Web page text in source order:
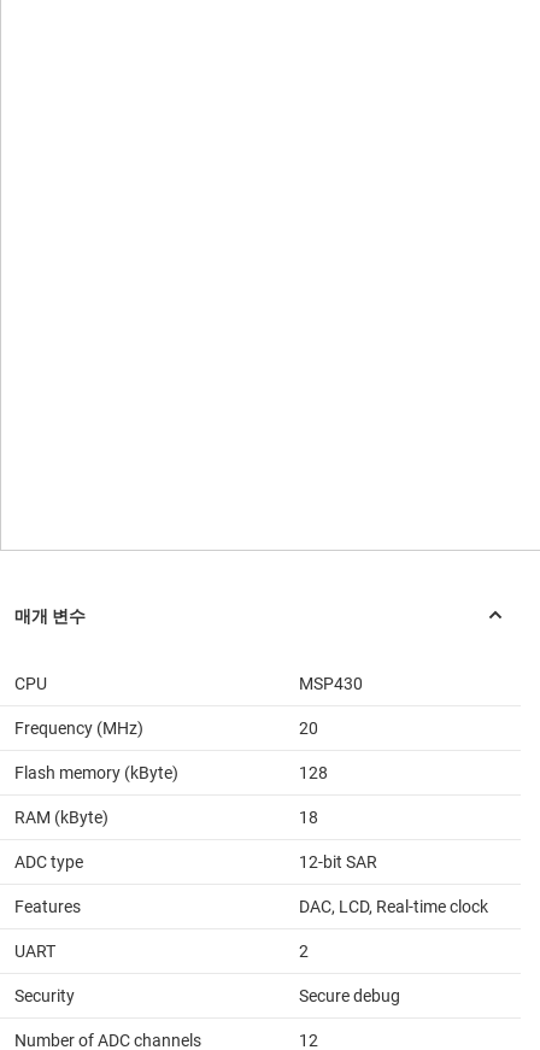
CPU MSP430
Frequency (MHz) 20
Flash memory (kByte) 128
RAM (kByte) 18
ADC type 12-bit SAR
Features DAC, LCD, Real-time clock
UART 2
Security Secure debug
Number of ADC channels 12